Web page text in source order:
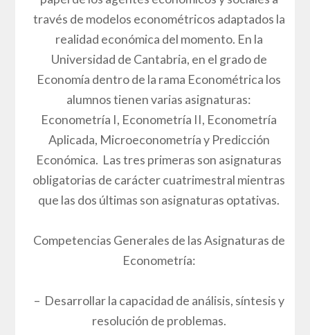
través de modelos econométricos adaptados la
realidad económica del momento. En la
Universidad de Cantabria, en el grado de
Economía dentro de la rama Econométrica los
alumnos tienen varias asignaturas:
Econometría I, Econometría II, Econometría
Aplicada, Microeconometría y Predicción
Económica. Las tres primeras son asignaturas
obligatorias de carácter cuatrimestral mientras
que las dos últimas son asignaturas optativas.
Competencias Generales de las Asignaturas de
Econometría:
– Desarrollar la capacidad de análisis, síntesis y
resolución de problemas.